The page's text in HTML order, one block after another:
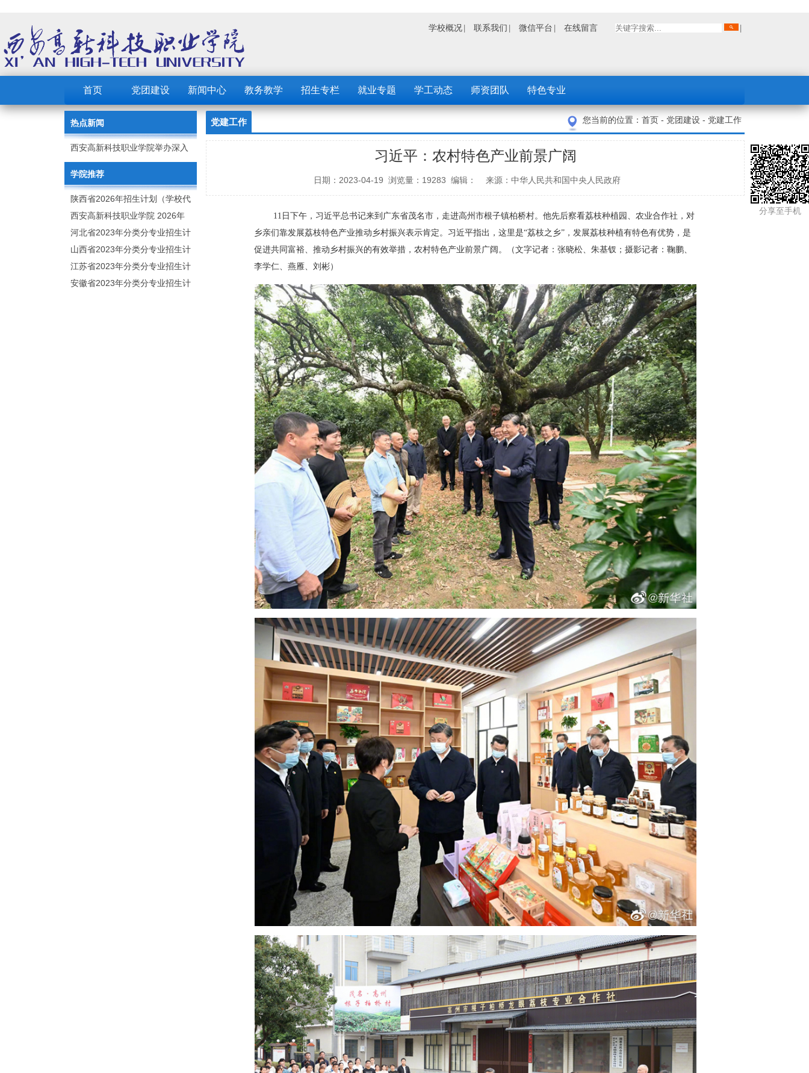
学校概况 联系我们 微信平台 在线留言
首页 党团建设 新闻中心 教务教学 招生专栏 就业专题 学工动态 师资团队 特色专业
热点新闻
西安高新科技职业学院举办深入
贯彻中央八项规定精神学习教育
读书班
学院推荐
陕西省2026年招生计划（学校代
码：8103）
西安高新科技职业学院 2026年
招生章程
河北省2023年分类分专业招生计
划（院校代号：1889）
山西省2023年分类分专业招生计
划（院校代号：5560）
江苏省2023年分类分专业招生计
划（院校代号：8931）
安徽省2023年分类分专业招生计
党建工作 您当前的位置： 首页 - 党团建设 - 党建工作
分享至手机
习近平：农村特色产业前景广阔
日期：2023-04-19 浏览量：19283 编辑： 来源：中华人民共和国中央人民政府
11日下午，习近平总书记来到广东省茂名市，走进高州市根子镇柏桥村。他先后察看荔枝种植园、农业合作社，对
乡亲们靠发展荔枝特色产业推动乡村振兴表示肯定。习近平指出，这里是“荔枝之乡”，发展荔枝种植有特色有优势，是
促进共同富裕、推动乡村振兴的有效举措，农村特色产业前景广阔。（文字记者：张晓松、朱基钗；摄影记者：鞠鹏、
李学仁、燕雁、刘彬）